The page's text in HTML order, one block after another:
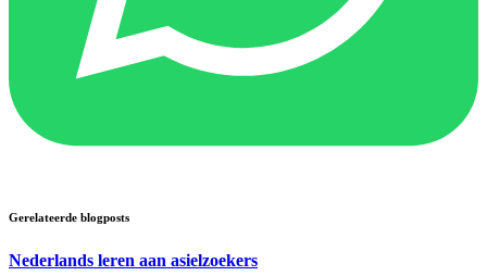
Gerelateerde blogposts
Nederlands leren aan asielzoekers